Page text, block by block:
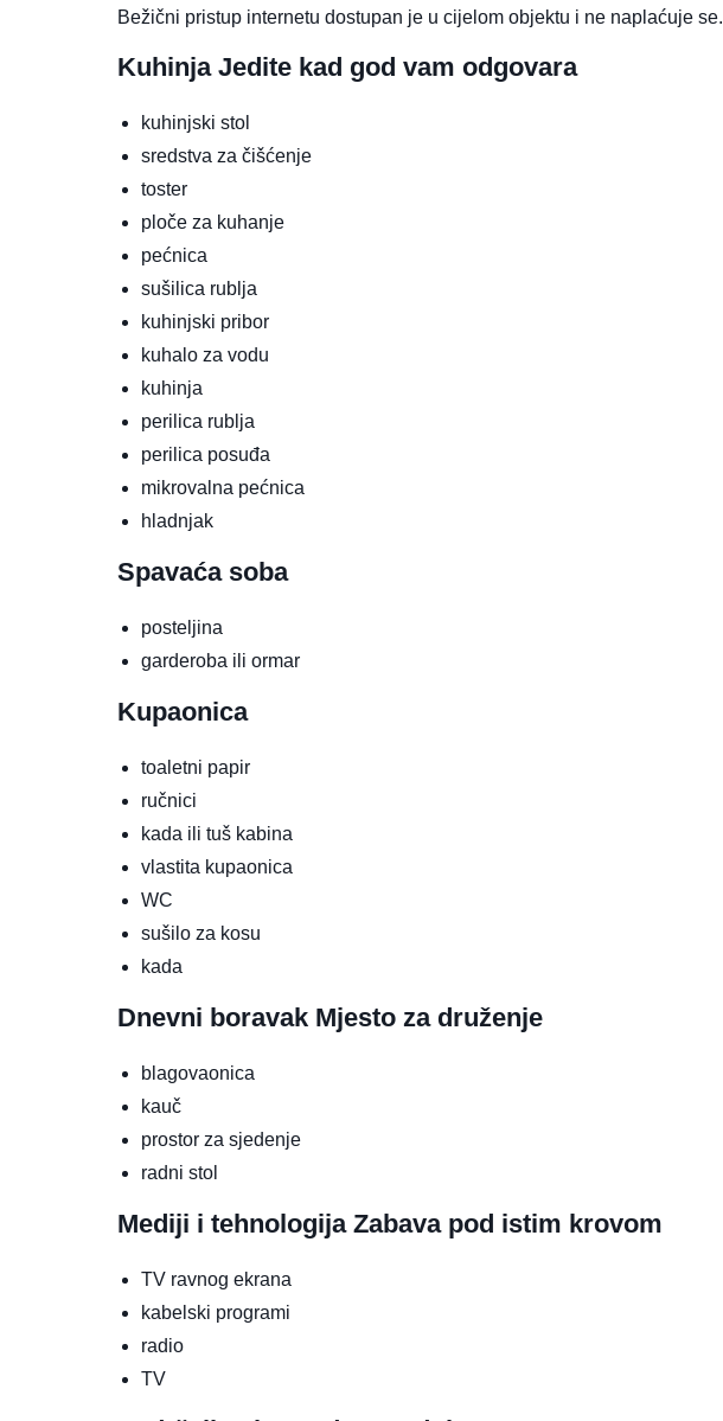
Bežični pristup internetu dostupan je u cijelom objektu i ne naplaćuje se.
Kuhinja Jedite kad god vam odgovara
kuhinjski stol
sredstva za čišćenje
toster
ploče za kuhanje
pećnica
sušilica rublja
kuhinjski pribor
kuhalo za vodu
kuhinja
perilica rublja
perilica posuđa
mikrovalna pećnica
hladnjak
Spavaća soba
posteljina
garderoba ili ormar
Kupaonica
toaletni papir
ručnici
kada ili tuš kabina
vlastita kupaonica
WC
sušilo za kosu
kada
Dnevni boravak Mjesto za druženje
blagovaonica
kauč
prostor za sjedenje
radni stol
Mediji i tehnologija Zabava pod istim krovom
TV ravnog ekrana
kabelski programi
radio
TV